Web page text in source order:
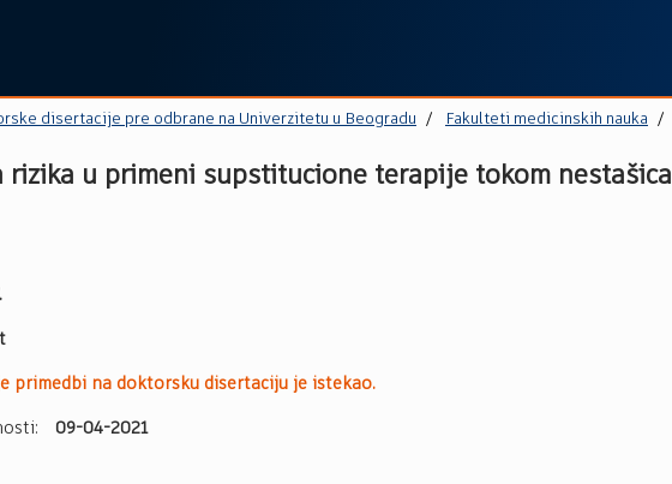
disertacije pre odbrane na Univerzitetu u Beogradu Fakulteti medicinskih nauka
rizika u primeni supstitucione terapije tokom nestašica
primedbi na doktorsku disertaciju je istekao.
09-04-2021